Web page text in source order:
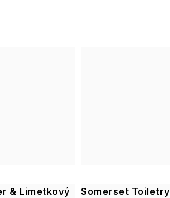
& Limetkový
Somerset Toiletry